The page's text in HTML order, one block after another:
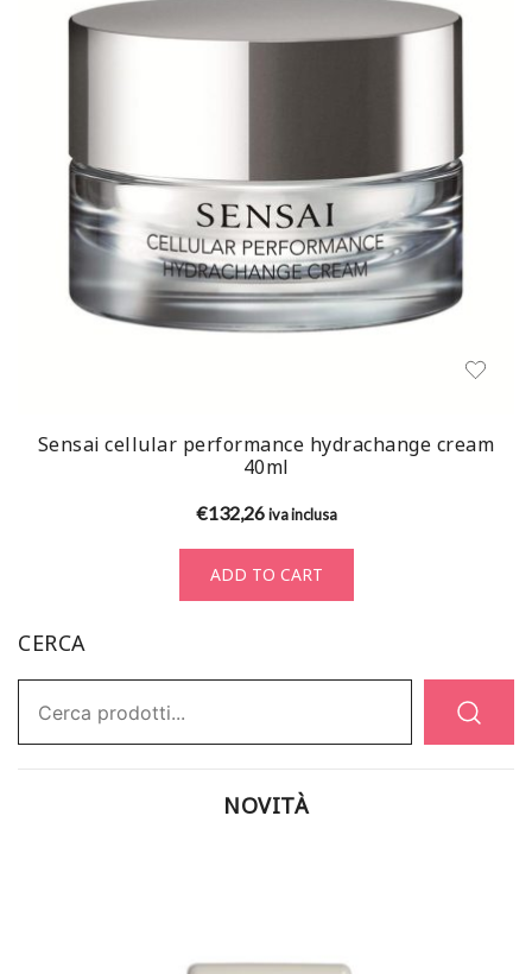
Sensai cellular performance hydrachange cream
40ml
€132,26 iva inclusa
ADD TO CART
CERCA
NOVITÀ